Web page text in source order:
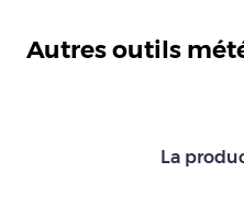
Autres outils
La